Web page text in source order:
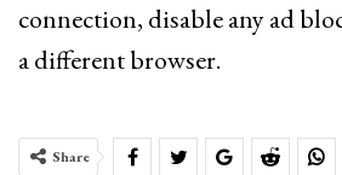
connection, disable any ad
a different browser.
Share